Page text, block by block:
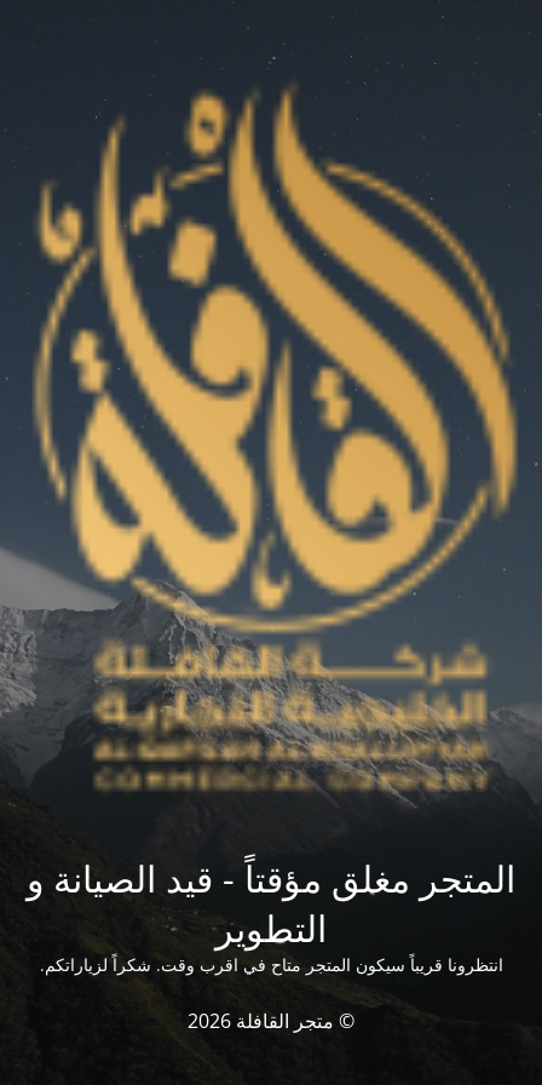
المتجر مغلق مؤقتاً - قيد الصيانة و
التطوير
انتظرونا قريباً سيكون المتجر متاح في اقرب وقت. شكراً لزياراتكم.
© متجر القافلة 2026